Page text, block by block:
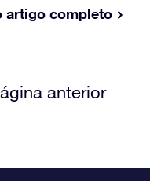
artigo completo
anterior